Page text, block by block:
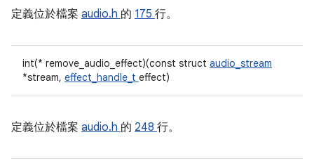
定義位於檔案 audio.h 的 175 行。
int(* remove_audio_effect)(const struct audio_stream
*stream, effect_handle_t effect)
定義位於檔案 audio.h 的 248 行。